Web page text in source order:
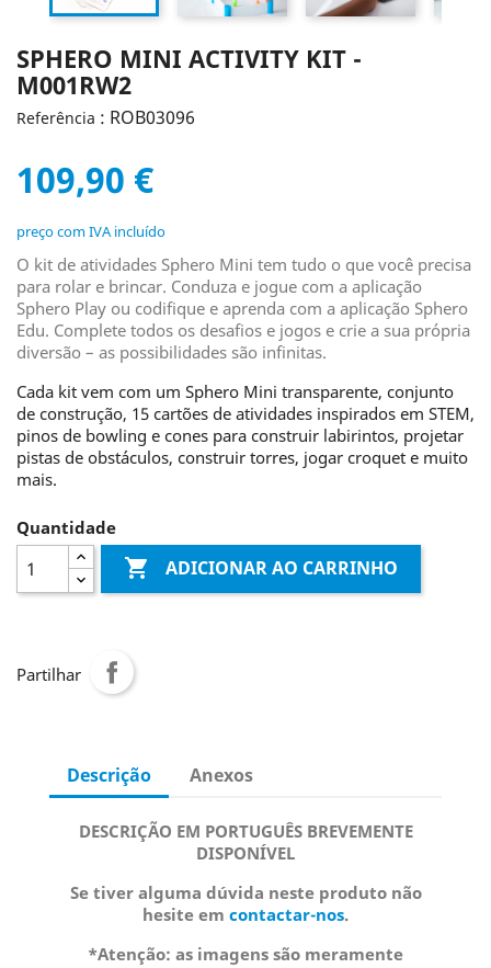
SPHERO MINI ACTIVITY KIT -
M001RW2
Referência : ROB03096
109,90 €
preço com IVA incluído
O kit de atividades Sphero Mini tem tudo o que você precisa
para rolar e brincar. Conduza e jogue com a aplicação
Sphero Play ou codifique e aprenda com a aplicação Sphero
Edu. Complete todos os desafios e jogos e crie a sua própria
diversão – as possibilidades são infinitas.
Cada kit vem com um Sphero Mini transparente, conjunto
de construção, 15 cartões de atividades inspirados em STEM,
pinos de bowling e cones para construir labirintos, projetar
pistas de obstáculos, construir torres, jogar croquet e muito
mais.
Quantidade
 ADICIONAR AO CARRINHO
Partilhar
Descrição Anexos
DESCRIÇÃO EM PORTUGUÊS BREVEMENTE
DISPONÍVEL
Se tiver alguma dúvida neste produto não
hesite em contactar-nos.
*Atenção: as imagens são meramente